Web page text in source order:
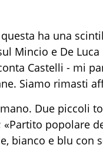
ha una
Mincio e De
Castelli - mi
Siamo rimasti
Due piccoli
popolare
bianco e blu con